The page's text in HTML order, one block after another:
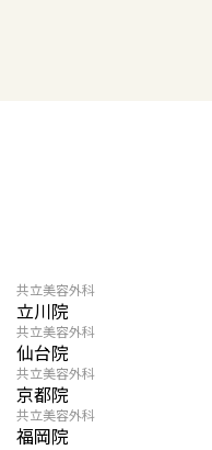
共立美容外科
立川院
共立美容外科
仙台院
共立美容外科
京都院
共立美容外科
福岡院